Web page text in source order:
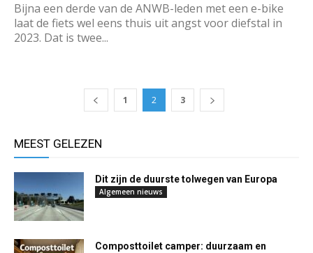
Bijna een derde van de ANWB-leden met een e-bike
laat de fiets wel eens thuis uit angst voor diefstal in
2023. Dat is twee...
1 2 3
MEEST GELEZEN
Dit zijn de duurste tolwegen van Europa
Algemeen nieuws
Composttoilet camper: duurzaam en